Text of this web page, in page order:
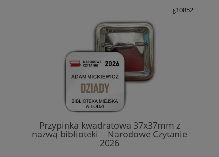
g10852
Przypinka kwadratowa 37x37mm z
nazwą biblioteki – Narodowe Czytanie
2026